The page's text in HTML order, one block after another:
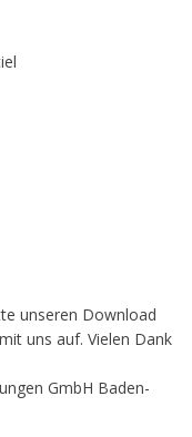
unseren Download
uns auf. Vielen Dank
GmbH Baden-